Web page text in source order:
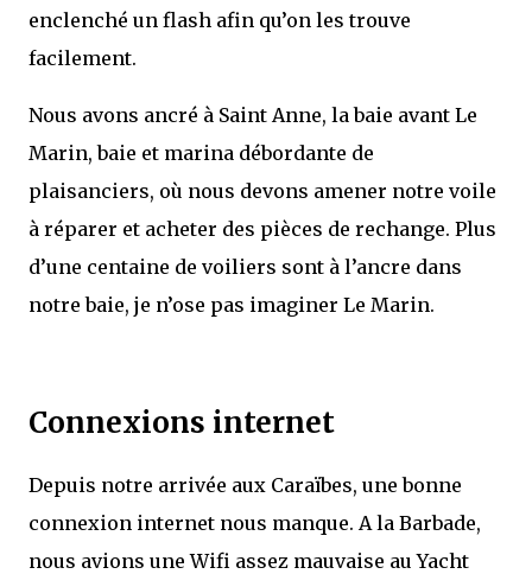
enclenché un flash afin qu’on les trouve
facilement.
Nous avons ancré à Saint Anne, la baie avant Le
Marin, baie et marina débordante de
plaisanciers, où nous devons amener notre voile
à réparer et acheter des pièces de rechange. Plus
d’une centaine de voiliers sont à l’ancre dans
notre baie, je n’ose pas imaginer Le Marin.
Connexions internet
Depuis notre arrivée aux Caraïbes, une bonne
connexion internet nous manque. A la Barbade,
nous avions une Wifi assez mauvaise au Yacht